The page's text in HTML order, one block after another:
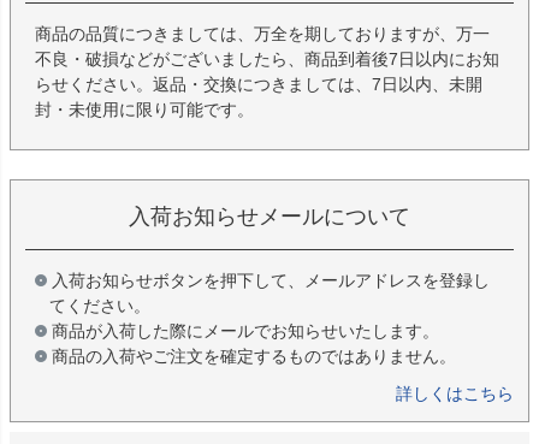
商品の品質につきましては、万全を期しておりますが、万一
不良・破損などがございましたら、商品到着後7日以内にお知
らせください。返品・交換につきましては、7日以内、未開
封・未使用に限り可能です。
入荷お知らせメールについて
入荷お知らせボタンを押下して、メールアドレスを登録し
てください。
商品が入荷した際にメールでお知らせいたします。
商品の入荷やご注文を確定するものではありません。
詳しくはこちら